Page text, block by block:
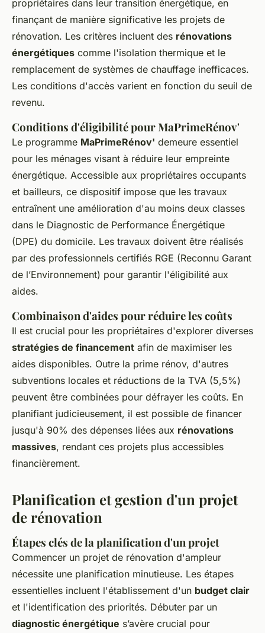
propriétaires dans leur transition énergétique, en
finançant de manière significative les projets de
rénovation. Les critères incluent des rénovations
énergétiques comme l'isolation thermique et le
remplacement de systèmes de chauffage inefficaces.
Les conditions d'accès varient en fonction du seuil de
revenu.
Conditions d'éligibilité pour MaPrimeRénov'
Le programme MaPrimeRénov' demeure essentiel
pour les ménages visant à réduire leur empreinte
énergétique. Accessible aux propriétaires occupants
et bailleurs, ce dispositif impose que les travaux
entraînent une amélioration d'au moins deux classes
dans le Diagnostic de Performance Énergétique
(DPE) du domicile. Les travaux doivent être réalisés
par des professionnels certifiés RGE (Reconnu Garant
de l’Environnement) pour garantir l'éligibilité aux
aides.
Combinaison d'aides pour réduire les coûts
Il est crucial pour les propriétaires d'explorer diverses
stratégies de financement afin de maximiser les
aides disponibles. Outre la prime rénov, d'autres
subventions locales et réductions de la TVA (5,5%)
peuvent être combinées pour défrayer les coûts. En
planifiant judicieusement, il est possible de financer
jusqu'à 90% des dépenses liées aux rénovations
massives, rendant ces projets plus accessibles
financièrement.
Planification et gestion d'un projet
de rénovation
Étapes clés de la planification d'un projet
Commencer un projet de rénovation d'ampleur
nécessite une planification minutieuse. Les étapes
essentielles incluent l'établissement d'un budget clair
et l'identification des priorités. Débuter par un
diagnostic énergétique s’avère crucial pour